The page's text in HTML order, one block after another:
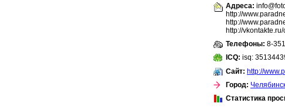
Адреса:
http://
http://
http://
Телефоны: 8-
ICQ: isq:
Сайт: http://
Город:
Статистика